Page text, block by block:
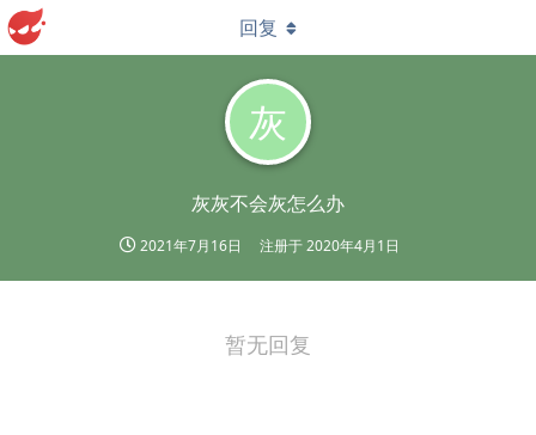
灰
灰灰不会灰怎么办
2021年7月16日 注册于2020年4月1日
回复
暂无回复